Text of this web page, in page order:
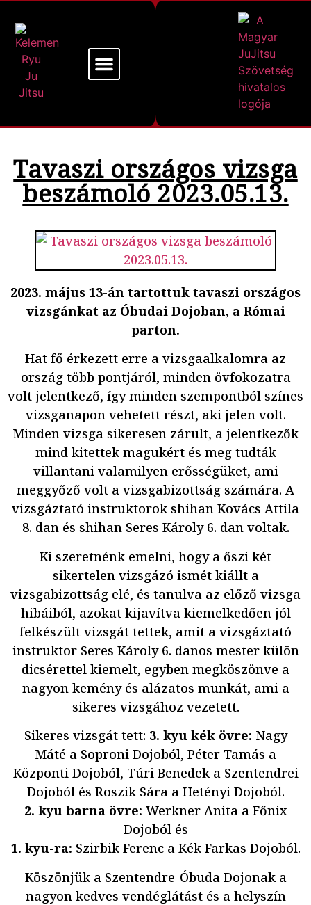
Tavaszi országos vizsga
beszámoló 2023.05.13.
2023. május 13-án tartottuk tavaszi országos
vizsgánkat az Óbudai Dojoban, a Római
parton.
Hat fő érkezett erre a vizsgaalkalomra az
ország több pontjáról, minden övfokozatra
volt jelentkező, így minden szempontból színes
vizsganapon vehetett részt, aki jelen volt.
Minden vizsga sikeresen zárult, a jelentkezők
mind kitettek magukért és meg tudták
villantani valamilyen erősségüket, ami
meggyőző volt a vizsgabizottság számára. A
vizsgáztató instruktorok shihan Kovács Attila
8. dan és shihan Seres Károly 6. dan voltak.
Ki szeretnénk emelni, hogy a őszi két
sikertelen vizsgázó ismét kiállt a
vizsgabizottság elé, és tanulva az előző vizsga
hibáiból, azokat kijavítva kiemelkedően jól
felkészült vizsgát tettek, amit a vizsgáztató
instruktor Seres Károly 6. danos mester külön
dicsérettel kiemelt, egyben megköszönve a
nagyon kemény és alázatos munkát, ami a
sikeres vizsgához vezetett.
Sikeres vizsgát tett: 3. kyu kék övre: Nagy
Máté a Soproni Dojoból, Péter Tamás a
Központi Dojoból, Túri Benedek a Szentendrei
Dojoból és Roszik Sára a Hetényi Dojoból.
2. kyu barna övre: Werkner Anita a Főnix
Dojoból és
1. kyu-ra: Szirbik Ferenc a Kék Farkas Dojoból.
Köszönjük a Szentendre-Óbuda Dojonak a
nagyon kedves vendéglátást és a helyszín